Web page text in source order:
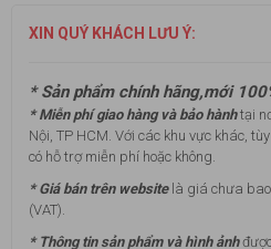
XIN QUÝ KHÁCH LƯU Ý:
* Sản phẩm chính hãng,mới
* Miễn phí giao hàng và bảo hànhtại
Nội, TP HCM. Với các khu vực khác,
có hỗ trợ miễn phí hoặc không.
* Giá bán trên websitelà giá chưa
(VAT).
* Thông tin sản phẩm và hình ảnh